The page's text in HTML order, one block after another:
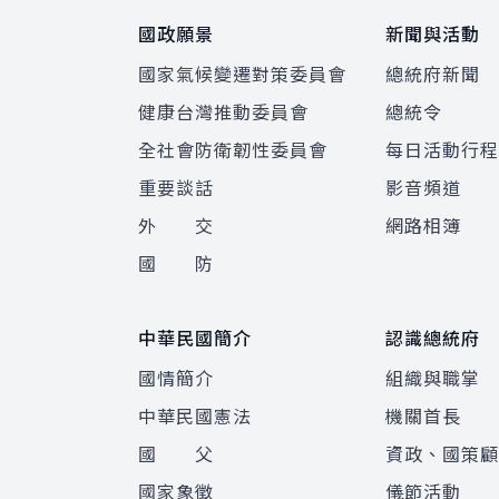
國政願景
國家氣候變遷對策委員會
健康台灣推動委員會
全社會防衛韌性委員會
重要談話
外 交
國 防
新聞與活動
總統府新聞
總統令
每日活動行程
影音頻道
網路相簿
中華民國簡介
國情簡介
中華民國憲法
國 父
國家象徵
認識總統府
組織與職掌
機關首長
資政、國策
儀節活動